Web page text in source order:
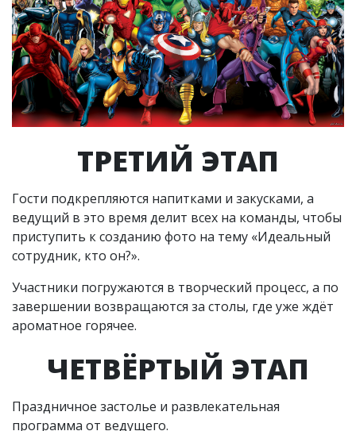
ТРЕТИЙ ЭТАП
Гости подкрепляются напитками и закусками, а
ведущий в это время делит всех на команды, чтобы
приступить к созданию фото на тему «Идеальный
сотрудник, кто он?».
Участники погружаются в творческий процесс, а по
завершении возвращаются за столы, где уже ждёт
ароматное горячее.
ЧЕТВЁРТЫЙ ЭТАП
Праздничное застолье и развлекательная
программа от ведущего.